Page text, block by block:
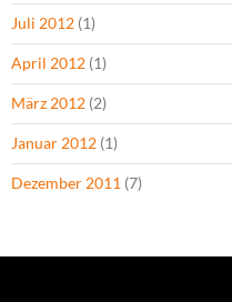
Juli 2012 (1)
April 2012 (1)
März 2012 (2)
Januar 2012 (1)
Dezember 2011 (7)